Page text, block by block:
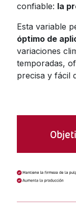
confiable: la
Esta variable
óptimo de
variaciones
temporadas,
precisa y fácil